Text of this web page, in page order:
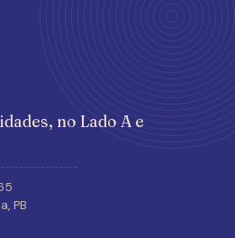
no Lado A e
PB